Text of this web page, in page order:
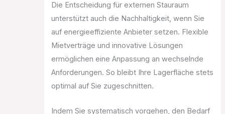
Die Entscheidung für externen Stauraum
unterstützt auch die Nachhaltigkeit, wenn Sie
auf energieeffiziente Anbieter setzen. Flexible
Mietverträge und innovative Lösungen
ermöglichen eine Anpassung an wechselnde
Anforderungen. So bleibt Ihre Lagerfläche stets
optimal auf Sie zugeschnitten.
Indem Sie systematisch vorgehen, den Bedarf